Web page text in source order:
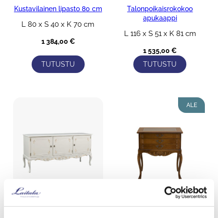
Kustavilainen lipasto 80 cm
L 80 x S 40 x K 70 cm
1 384,00 €
TUTUSTU
Talonpoikaisrokokoo
apukaappi
L 116 x S 51 x K 81 cm
1 535,00€
TUTUSTU